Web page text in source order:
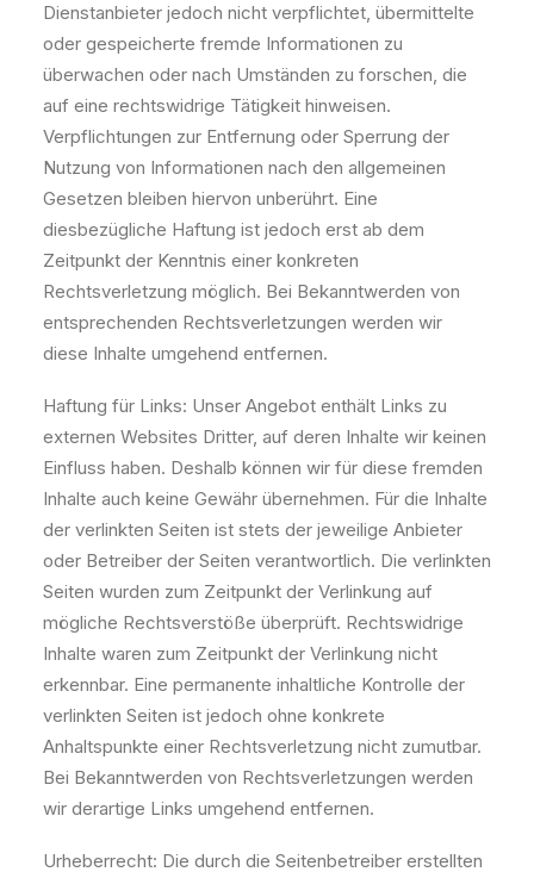
Dienstanbieter jedoch nicht verpflichtet, übermittelte
oder gespeicherte fremde Informationen zu
überwachen oder nach Umständen zu forschen, die
auf eine rechtswidrige Tätigkeit hinweisen.
Verpflichtungen zur Entfernung oder Sperrung der
Nutzung von Informationen nach den allgemeinen
Gesetzen bleiben hiervon unberührt. Eine
diesbezügliche Haftung ist jedoch erst ab dem
Zeitpunkt der Kenntnis einer konkreten
Rechtsverletzung möglich. Bei Bekanntwerden von
entsprechenden Rechtsverletzungen werden wir
diese Inhalte umgehend entfernen.
Haftung für Links: Unser Angebot enthält Links zu
externen Websites Dritter, auf deren Inhalte wir keinen
Einfluss haben. Deshalb können wir für diese fremden
Inhalte auch keine Gewähr übernehmen. Für die Inhalte
der verlinkten Seiten ist stets der jeweilige Anbieter
oder Betreiber der Seiten verantwortlich. Die verlinkten
Seiten wurden zum Zeitpunkt der Verlinkung auf
mögliche Rechtsverstöße überprüft. Rechtswidrige
Inhalte waren zum Zeitpunkt der Verlinkung nicht
erkennbar. Eine permanente inhaltliche Kontrolle der
verlinkten Seiten ist jedoch ohne konkrete
Anhaltspunkte einer Rechtsverletzung nicht zumutbar.
Bei Bekanntwerden von Rechtsverletzungen werden
wir derartige Links umgehend entfernen.
Urheberrecht: Die durch die Seitenbetreiber erstellten